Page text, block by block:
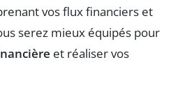
vos flux financiers et
serez mieux équipés pour
et réaliser vos